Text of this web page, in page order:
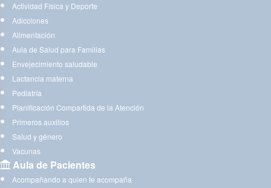
Actividad Física y Deporte
Adicciones
Alimentación
Aula de Salud para Familias
Envejecimiento saludable
Lactancia materna
Pediatría
Planificación Compartida de la Atención
Primeros auxilios
Salud y género
Vacunas
Aula de Pacientes
Acompañando a quien te acompaña